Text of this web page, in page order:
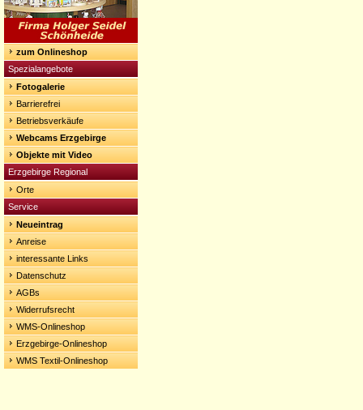
zum Onlineshop
Spezialangebote
Fotogalerie
Barrierefrei
Betriebsverkäufe
Webcams Erzgebirge
Objekte mit Video
Erzgebirge Regional
Orte
Service
Neueintrag
Anreise
interessante Links
Datenschutz
AGBs
Widerrufsrecht
WMS-Onlineshop
Erzgebirge-Onlineshop
WMS Textil-Onlineshop